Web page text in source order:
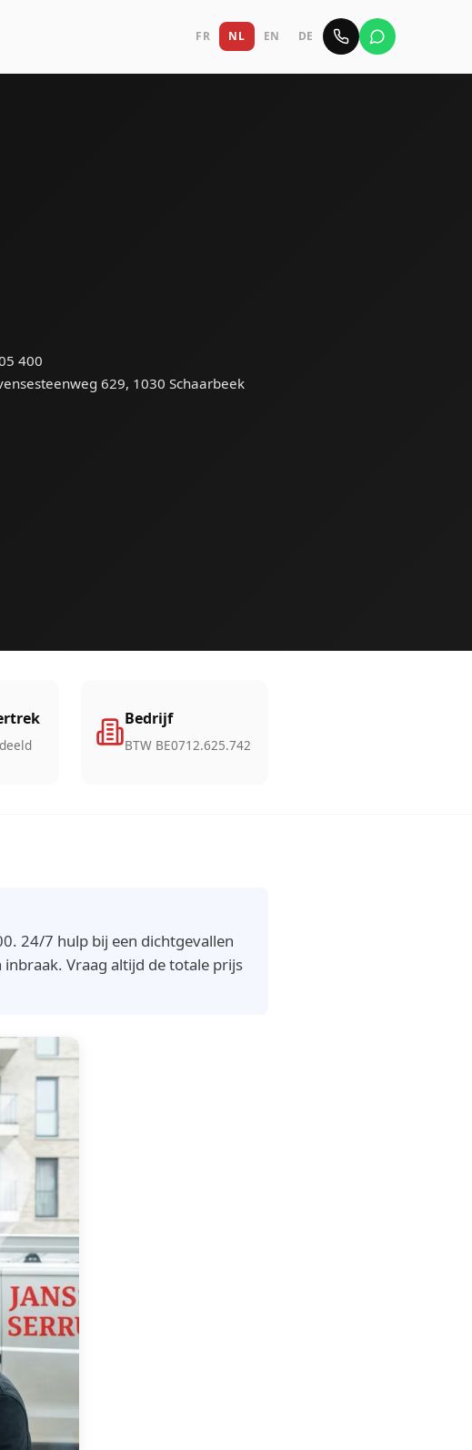
FR NL EN DE
400
629, 1030 Schaarbeek
Bedrijf
BTW BE0712.625.742
24/7 hulp bij een dichtgevallen
Vraag altijd de totale prijs